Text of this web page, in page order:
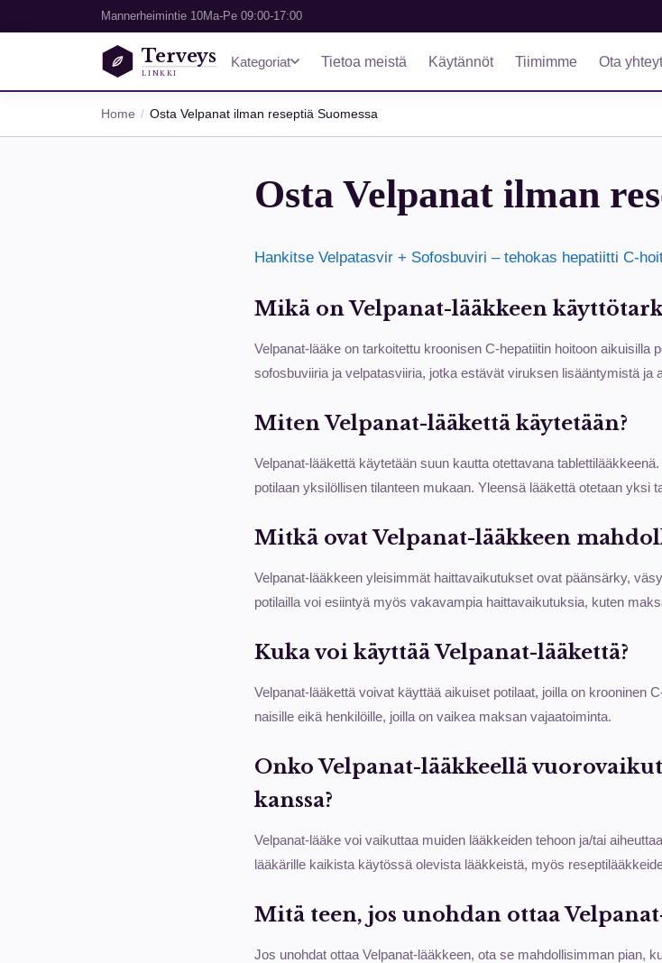
Mannerheimintie 10Ma-Pe 09:00-17:00
Terveys
LINKKI
Kategoriat Tietoa meistä Käytännöt Tiimimme Ota
Home Osta Velpanat ilman reseptiä Suomessa
Osta Velpanat ilman
Hankitse Velpatasvir + Sofosbuviri – tehokas hepatiitti C-
Mikä on Velpanat-lääkkeen
Velpanat-lääke on tarkoitettu kroonisen C-hepatiitin hoitoon aikuisilla
sofosbuviiria ja velpatasviiria, jotka estävät viruksen lisääntymistä ja
Miten Velpanat-lääkettä käytetään?
Velpanat-lääkettä käytetään suun kautta otettavana
potilaan yksilöllisen tilanteen mukaan. Yleensä lääkettä otetaan yksi
Mitkä ovat Velpanat-lääkkeen
Velpanat-lääkkeen yleisimmät haittavaikutukset ovat päänsärky,
potilailla voi esiintyä myös vakavampia haittavaikutuksia, kuten
Kuka voi käyttää Velpanat-lääkettä?
Velpanat-lääkettä voivat käyttää aikuiset potilaat, joilla on krooninen
naisille eikä henkilöille, joilla on vaikea maksan vajaatoiminta.
Onko Velpanat-lääkkeellä
kanssa?
Velpanat-lääke voi vaikuttaa muiden lääkkeiden tehoon ja/tai
lääkärille kaikista käytössä olevista lääkkeistä, myös
Mitä teen, jos unohdan ottaa
Jos unohdat ottaa Velpanat-lääkkeen, ota se mahdollisimman pian,